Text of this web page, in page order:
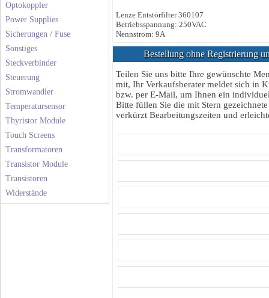
Optokoppler
Power Supplies
Sicherungen / Fuse
Sonstiges
Steckverbinder
Steuerung
Stromwandler
Temperatursensor
Thyristor Module
Touch Screens
Transformatoren
Transistor Module
Transistoren
Widerstände
Lenze Entstörfilter 360107
Betriebsspannung: 250VAC
Nennstrom: 9A
Bestellung ohne Registrierung
Teilen Sie uns bitte Ihre gewünschte
mit, Ihr Verkaufsberater meldet sich in
bzw. per E-Mail, um Ihnen ein
Bitte füllen Sie die mit Stern
verkürzt Bearbeitungszeiten und